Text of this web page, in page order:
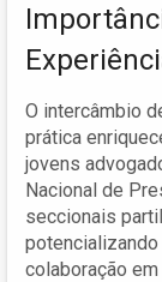
O intercâmbio
prática
jovens
Nacional de
seccionais
colaboração